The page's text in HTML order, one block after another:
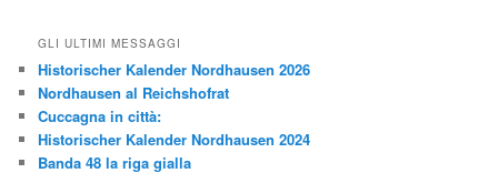
GLI ULTIMI MESSAGGI
Historischer Kalender Nordhausen 2026
Nordhausen al Reichshofrat
Cuccagna in città:
Historischer Kalender Nordhausen 2024
Banda 48 la riga gialla